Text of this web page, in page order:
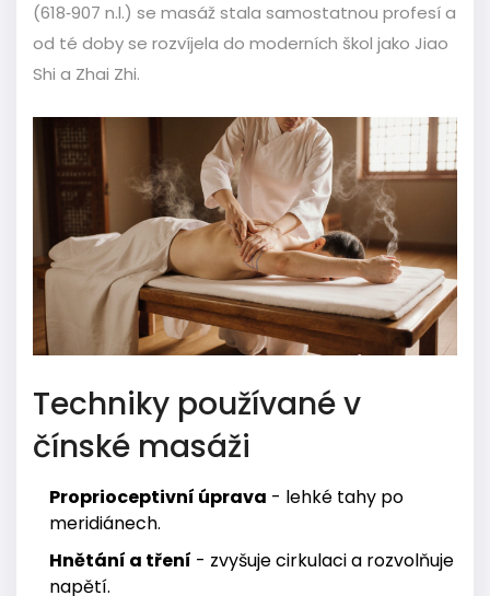
(618‑907 n.l.) se masáž stala samostatnou profesí a
od té doby se rozvíjela do moderních škol jako Jiao
Shi a Zhai Zhi.
Techniky používané v
čínské masáži
Proprioceptivní úprava - lehké tahy po
meridiánech.
Hnětání a tření - zvyšuje cirkulaci a rozvolňuje
napětí.